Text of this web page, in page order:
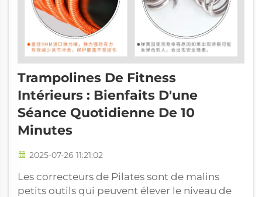
Trampolines De Fitness
Intérieurs : Bienfaits D'une
Séance Quotidienne De 10
Minutes
2025-07-26 11:21:02
Les correcteurs de Pilates sont de malins
petits outils qui peuvent élever le niveau de